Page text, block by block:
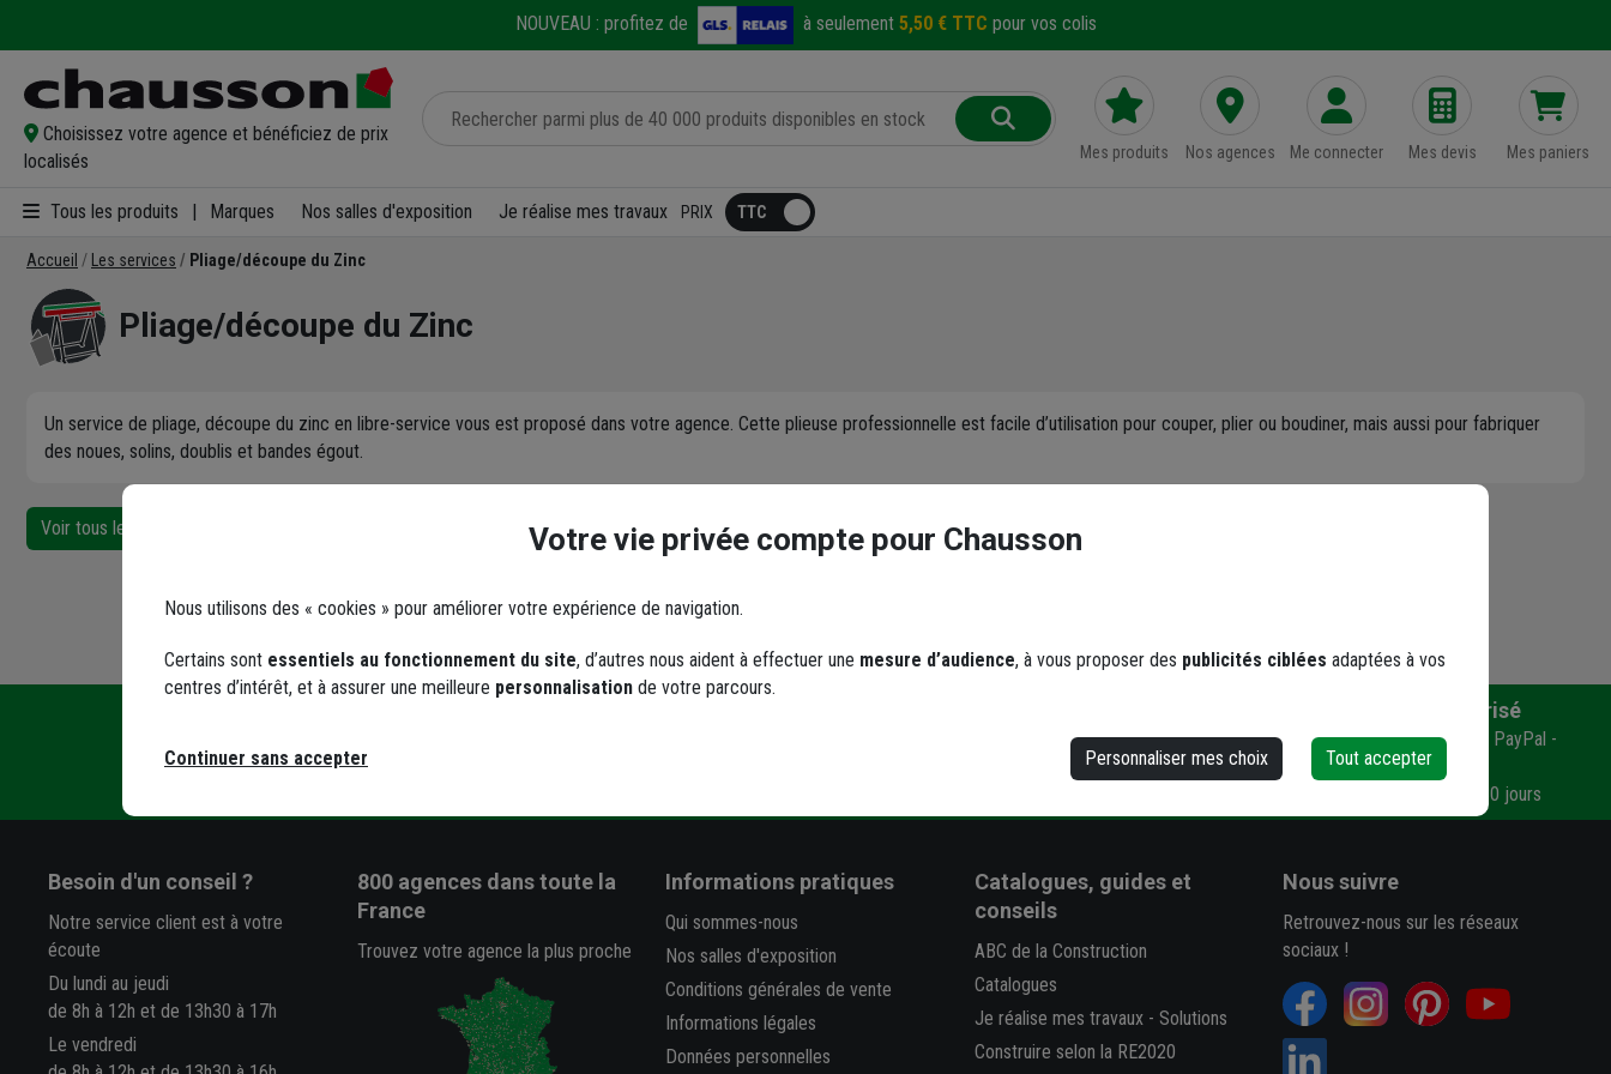
NOUVEAU : profitez de à seulement 5,50 € TTC pour vos colis
Choisissez votre agence et bénéficiez de prix
localisés
Mes produits Nos agences Me connecter Mes devis Mes paniers
Tous les produits Marques Nos salles d'exposition Je réalise mes travaux PRIX
Accueil Les services Pliage/découpe du Zinc
Pliage/découpe du Zinc
Un service de pliage, découpe du zinc en libre-service vous est proposé dans votre agence. Cette plieuse professionnelle est facile d’utilisation pour couper, plier ou boudiner, mais aussi pour fabriquer
des noues, solins, doublis et bandes égout.
Voir tous les services
Écrivez-nous
Une question ?
Paiement sécurisé
Carte bancaire en 1 ou 3 fois - PayPal -
Virement
Mandat administratif - LCR 30 jours
Besoin d'un conseil ?
Notre service client est à votre
écoute
Du lundi au jeudi
de 8h à 12h et de 13h30 à 17h
Le vendredi
800 agencesdans toute la
France
Trouvez votre agence la plus proche
Informations pratiques
Qui sommes-nous
Nos salles d'exposition
Conditions générales de vente
Informations légales
Données personnelles
Catalogues, guides et
conseils
ABC de la Construction
Catalogues
Je réalise mes travaux- Solutions
Construire selon la RE2020
Nous suivre
Retrouvez-nous sur les réseaux
sociaux !
Votre vie privée compte pour Chausson
Nous utilisons des « cookies » pour améliorer votre expérience de navigation.
Certains sont essentiels au fonctionnement du site, d’autres nous aident à effectuer une mesure d’audience, à vous proposer des publicités ciblées adaptées à vos
centres d’intérêt, et à assurer une meilleure personnalisation de votre parcours.
Personnaliser mes choix Tout accepter
Continuer sans accepter